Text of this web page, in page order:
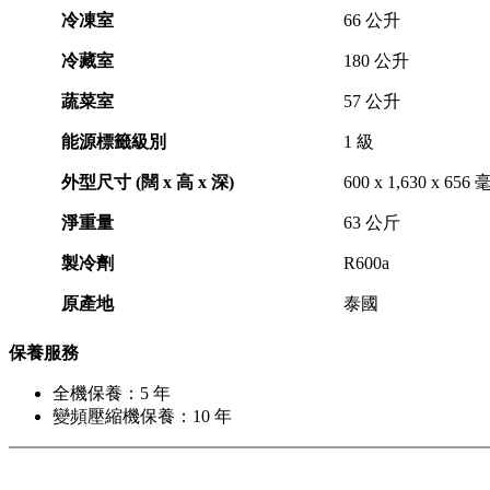
冷凍室 66 公升
冷藏室 180 公升
蔬菜室 57 公升
能源標籤級別 1 級
外型尺寸 (闊 x 高 x 深) 600 x 1,630 x 656
淨重量 63 公斤
製冷劑 R600a
原產地 泰國
保養服務
全機保養：5 年
變頻壓縮機保養：10 年